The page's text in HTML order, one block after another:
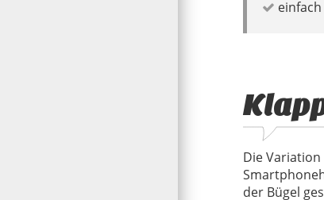
einfach
Die
der Bügel
Reisen
Nebeneffekt